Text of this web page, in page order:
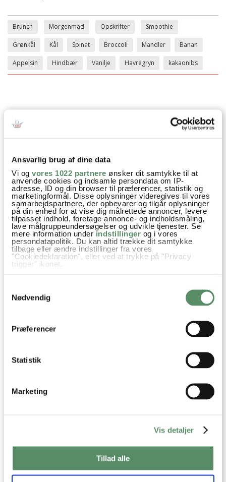
Ansvarlig brug af dine data
Vi og vores 1022 partnere ønsker dit samtykke til at
anvende cookies og indsamle persondata om IP-
adresse, ID og din browser til præferencer, statistik og
marketingformål. Disse oplysninger videregives til vores
samarbejdspartnere, der opbevarer og tilgår oplysninger
på din enhed for at vise dig målrettede annoncer, levere
tilpasset indhold, foretage annonce- og indholdsmåling,
lave målgruppeundersøgelser og udvikle tjenester. Se
mere information under indstillinger og i vores
persondatapolitik. Du kan altid trække dit samtykke
tilbage eller ændre indstillinger fra vores
"Cookiedeklaration", eller ved at trykke på "Privacy
trigger" ikonet.
Indsamle præcise oplysninger om din placering,
der kan være nøjagtig inden for få meter
Identificere din enhed baseret på en scanning af
Nødvendig
Præferencer
Statistik
Marketing
Vis detaljer
Tillad alle
Brunch Morgenmad Opskrifter Smoothie
Grønkål Kål Spinat Broccoli Mandler Banan
Appelsin Hindbær Vanilje Havregryn kakaonibs
SPØRGSMÅL TIL OPSKRIFTEN?
Har du spørgsmål til opskriften eller lyst til at sende en sød
hvis det allerede er stillet og besvaret - eller du kan kigge på
denne side , hvor jeg giver svar på mange 'ofte stillede
spørgsmål' til min opskrifter.
10 KOMMENTARER
Marie:
11. august 2019 kl. 12:32
når der ikke bliver bagt boller i weekenden.
…Og så er min kanin Theo super glad for, når der er frisk
spinat i overskud, fordi så er der “slik” til den :D
besvar